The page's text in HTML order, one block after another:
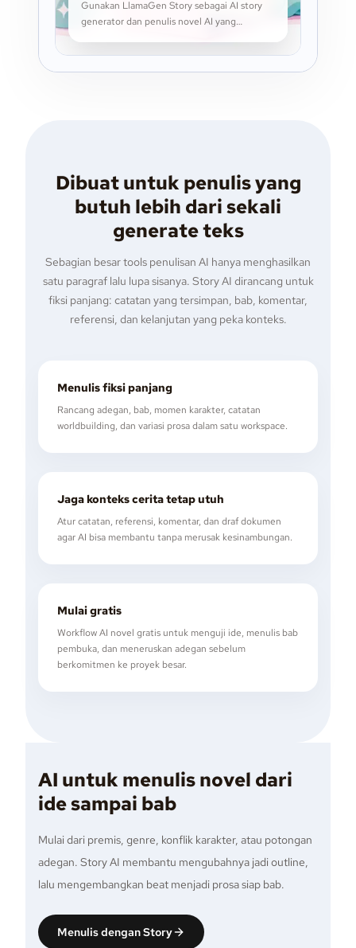
Gunakan LlamaGen Story sebagai AI story
generator dan penulis novel AI yang
mengembangkan karakter, meneruskan draf,
dan menjaga penulisan panjang tetap rapi.
Dibuat untuk penulis yang
butuh lebih dari sekali
generate teks
Sebagian besar tools penulisan AI hanya menghasilkan
satu paragraf lalu lupa sisanya. Story AI dirancang untuk
fiksi panjang: catatan yang tersimpan, bab, komentar,
referensi, dan kelanjutan yang peka konteks.
Menulis fiksi panjang
Rancang adegan, bab, momen karakter, catatan
worldbuilding, dan variasi prosa dalam satu workspace.
Jaga konteks cerita tetap utuh
Atur catatan, referensi, komentar, dan draf dokumen
agar AI bisa membantu tanpa merusak kesinambungan.
Mulai gratis
Workflow AI novel gratis untuk menguji ide, menulis bab
pembuka, dan meneruskan adegan sebelum
berkomitmen ke proyek besar.
AI untuk menulis novel dari
ide sampai bab
Mulai dari premis, genre, konflik karakter, atau potongan
adegan. Story AI membantu mengubahnya jadi outline,
lalu mengembangkan beat menjadi prosa siap bab.
Menulis dengan Story